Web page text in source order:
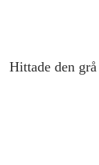
Hittade den